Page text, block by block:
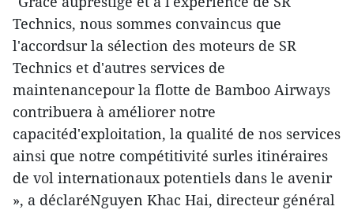
Technics, nous sommes convaincus que
l'accordsur la sélection des moteurs de SR
Technics et d'autres services de
maintenancepour la flotte de Bamboo Airways
contribuera à améliorer notre
capacitéd'exploitation, la qualité de nos services
ainsi que notre compétitivité surles itinéraires
de vol internationaux potentiels dans le avenir
», a déclaréNguyen Khac Hai, directeur général